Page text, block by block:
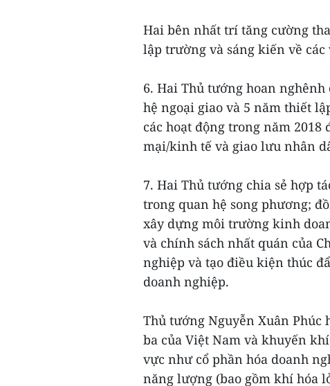
Hai bên nhất trí tăng cường
lập trường và sáng kiến về
6. Hai Thủ tướng hoan
hệ ngoại giao và 5 năm thiết
các hoạt động trong năm
mại/kinh tế và giao lưu nhân
7. Hai Thủ tướng chia sẻ hợp
trong quan hệ song phương;
xây dựng môi trường kinh
và chính sách nhất quán của
nghiệp và tạo điều kiện thúc
doanh nghiệp.
Thủ tướng Nguyễn Xuân
ba của Việt Nam và khuyến
vực như cổ phần hóa doanh
năng lượng (bao gồm khí hóa